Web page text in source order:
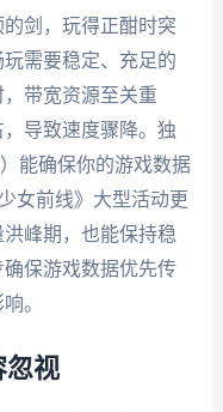
剑，玩得正酣时突
需要稳定、充足的
带宽资源至关重
导致速度骤降。独
能确保你的游戏数据
女前线》大型活动更
峰期，也能保持稳
保游戏数据优先传
。
忽视